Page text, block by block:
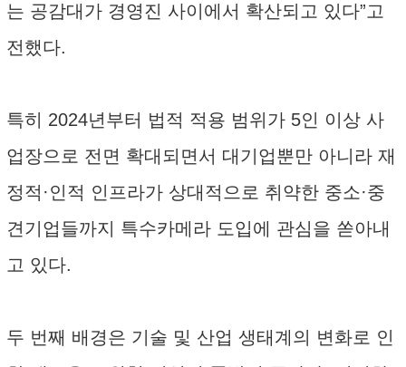
는 공감대가 경영진 사이에서 확산되고 있다”고
전했다.
특히 2024년부터 법적 적용 범위가 5인 이상 사
업장으로 전면 확대되면서 대기업뿐만 아니라 재
정적·인적 인프라가 상대적으로 취약한 중소·중
견기업들까지 특수카메라 도입에 관심을 쏟아내
고 있다.
두 번째 배경은 기술 및 산업 생태계의 변화로 인